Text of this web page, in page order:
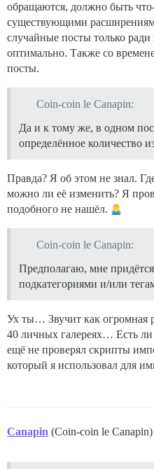
обращаются, должно быть
существующими
случайные посты только
оптимально. Также со
посты.
Coin-coin le Canapin:
Да и к тому же, в одном
определённое количество
Правда? Я об этом не знал.
можно ли её изменить? Я
подобного не нашёл.
Coin-coin le Canapin:
Предполагаю, мне
подкатегориями и/или
Ух ты… Звучит как огромная
40 личных галереях… Есть ли
ещё не проверял скрипты
который я использовал для
Canapin (Coin-coin le Canapin)